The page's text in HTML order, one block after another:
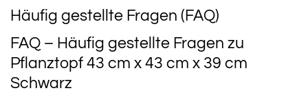
Häufig gestellte Fragen (FAQ)
FAQ – Häufig gestellte Fragen zu
Pflanztopf 43 cm x 43 cm x 39 cm
Schwarz